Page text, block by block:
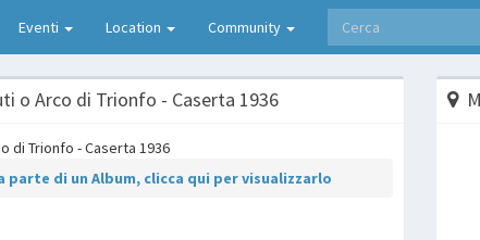
Eventi Location Community
o Arco di Trionfo - Caserta 1936
di un Album, clicca qui per visualizzarlo